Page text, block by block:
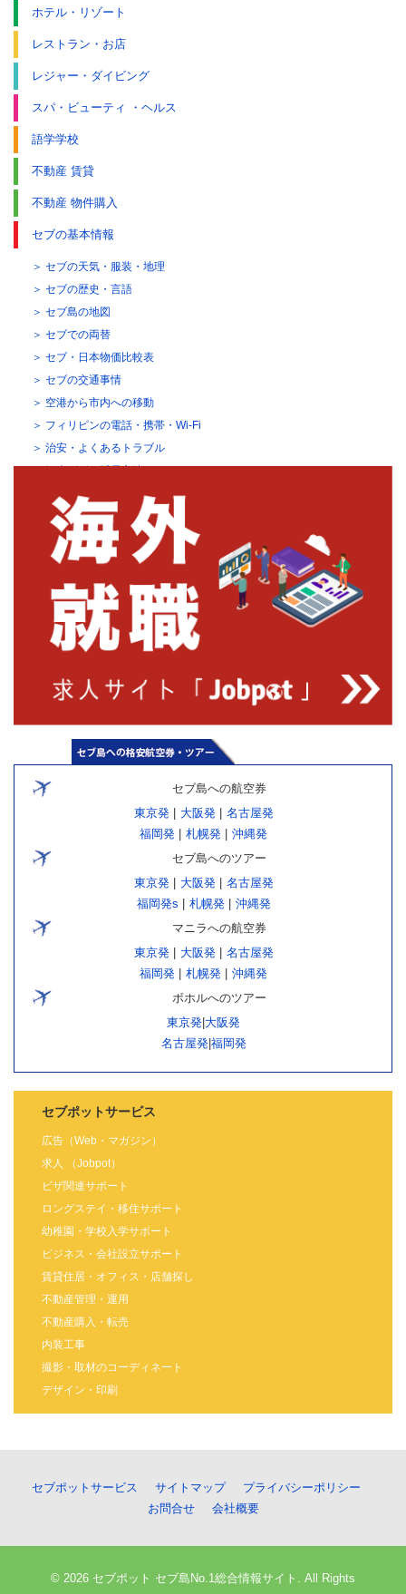
ホテル・リゾート
レストラン・お店
レジャー・ダイビング
スパ・ビューティ ・ヘルス
語学学校
不動産 賃貸
不動産 物件購入
セブの基本情報
セブの天気・服装・地理
セブの歴史・言語
セブ島の地図
セブでの両替
セブ・日本物価比較表
セブの交通事情
空港から市内への移動
フィリピンの電話・携帯・Wi-Fi
治安・よくあるトラブル
セブ島への航空券
東京発| 大阪発| 名古屋発
福岡発
札幌発
沖縄発
セブ島へのツアー
東京発| 大阪発| 名古屋発
福岡発s
札幌発| 沖縄発
マニラへの航空券
東京発| 大阪発| 名古屋発
福岡発
札幌発
沖縄発
ボホルへのツアー
東京発 大阪発
名古屋発| 福岡発
セブポットサービス
広告（Web・マガジン）
求人 （Jobpot）
ビザ関連サポート
ロングステイ・移住サポート
幼稚園・学校入学サポート
ビジネス・会社設立サポート
賃貸住居・オフィス・店舗探し
不動産管理・運用
不動産購入・転売
内装工事
撮影・取材のコーディネート
デザイン・印刷
セブポットサービス サイトマップ
プライバシーポリシー
お問合せ
会社概要
© 2026 セブポット セブ島No.1総合情報サイト. All Rights